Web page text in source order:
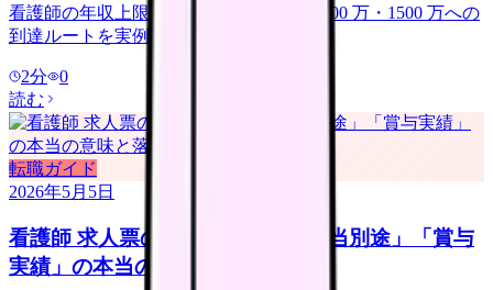
看護師の年収上限はいくらか. 800 万・1000 万・1500 万への
到達ルートを実例ベースで紹介.
2分
0
読む
転職ガイド
2026年5月5日
看護師 求人票の読み方｜「夜勤手当別途」「賞与
実績」の本当の意味と落とし穴